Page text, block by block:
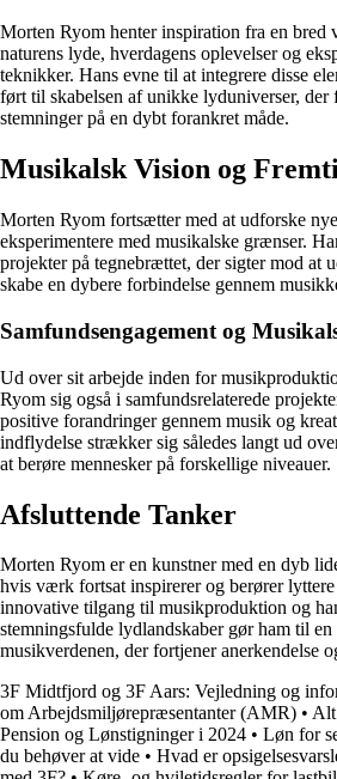
Morten Ryom henter inspiration fra en bred
naturens lyde, hverdagens oplevelser og
teknikker. Hans evne til at integrere disse
ført til skabelsen af unikke lyduniverser,
stemninger på en dybt forankret måde.
Musikalsk Vision og
Morten Ryom fortsætter med at udforske
eksperimentere med musikalske grænser.
projekter på tegnebrættet, der sigter mod at
skabe en dybere forbindelse gennem
Samfundsengagement og
Ud over sit arbejde inden for
Ryom sig også i samfundsrelaterede
positive forandringer gennem musik og
indflydelse strækker sig således langt ud
at berøre mennesker på forskellige niveauer.
Afsluttende Tanker
Morten Ryom er en kunstner med en dyb
hvis værk fortsat inspirerer og berører
innovative tilgang til musikproduktion og
stemningsfulde lydlandskaber gør ham til
musikverdenen, der fortjener anerkendelse
3F Midtfjord og 3F Aars: Vejledning og
om Arbejdsmiljørepræsentanter (AMR) • Alt
Pension og Lønstigninger i 2024 • Løn for
du behøver at vide • Hvad er